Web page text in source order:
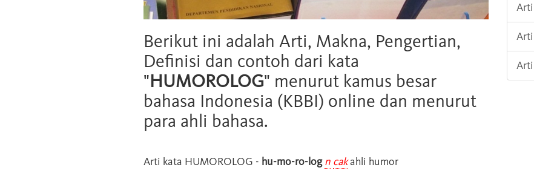
Berikut ini adalah Arti, Makna, Pengertian,
Definisi dan contoh dari kata
"HUMOROLOG" menurut kamus besar
bahasa Indonesia (KBBI) online dan menurut
para ahli bahasa.
Arti kata HUMOROLOG - hu-mo-ro-log n cakahli humor
Arti
Arti
Arti